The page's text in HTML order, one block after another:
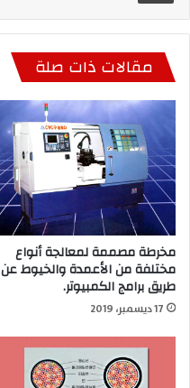
مقالات ذات صلة
مخرطة مصممة لمعالجة أنواع
مختلفة من الأعمدة والخيوط عن
طريق برامج الكمبيوتر.
17 ديسمبر، 2019